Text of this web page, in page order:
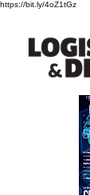
https://bit.ly/4oZ1tGz